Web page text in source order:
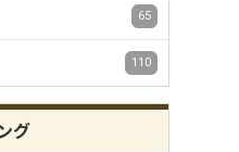
65
110
グ